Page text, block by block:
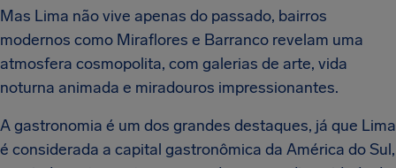
Mas Lima não vive apenas do passado, bairros
modernos como Miraflores e Barranco revelam uma
atmosfera cosmopolita, com galerias de arte, vida
noturna animada e miradouros impressionantes.
A gastronomia é um dos grandes destaques, já que Lima
é considerada a capital gastronômica da América do Sul,